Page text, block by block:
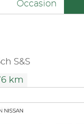
Occasion
S&S
km